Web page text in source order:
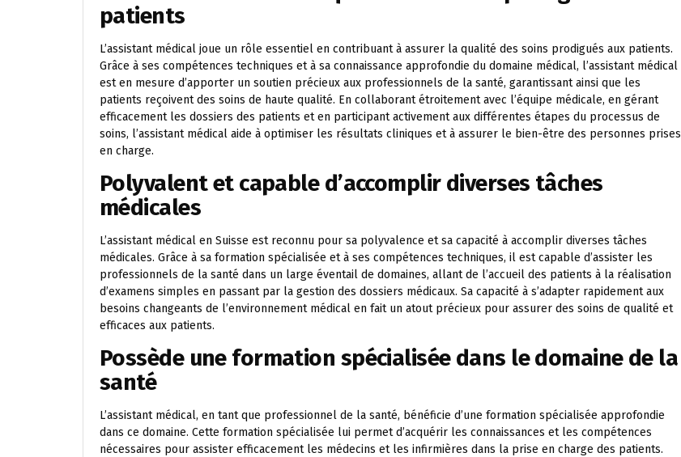
patients
L’assistant médical joue un rôle essentiel en contribuant à assurer la qualité des soins prodigués aux patients.
Grâce à ses compétences techniques et à sa connaissance approfondie du domaine médical, l’assistant médical
est en mesure d’apporter un soutien précieux aux professionnels de la santé, garantissant ainsi que les
patients reçoivent des soins de haute qualité. En collaborant étroitement avec l’équipe médicale, en gérant
efficacement les dossiers des patients et en participant activement aux différentes étapes du processus de
soins, l’assistant médical aide à optimiser les résultats cliniques et à assurer le bien-être des personnes prises
en charge.
Polyvalent et capable d’accomplir diverses tâches
médicales
L’assistant médical en Suisse est reconnu pour sa polyvalence et sa capacité à accomplir diverses tâches
médicales. Grâce à sa formation spécialisée et à ses compétences techniques, il est capable d’assister les
professionnels de la santé dans un large éventail de domaines, allant de l’accueil des patients à la réalisation
d’examens simples en passant par la gestion des dossiers médicaux. Sa capacité à s’adapter rapidement aux
besoins changeants de l’environnement médical en fait un atout précieux pour assurer des soins de qualité et
efficaces aux patients.
Possède une formation spécialisée dans le domaine de la
santé
L’assistant médical, en tant que professionnel de la santé, bénéficie d’une formation spécialisée approfondie
dans ce domaine. Cette formation spécialisée lui permet d’acquérir les connaissances et les compétences
nécessaires pour assister efficacement les médecins et les infirmières dans la prise en charge des patients.